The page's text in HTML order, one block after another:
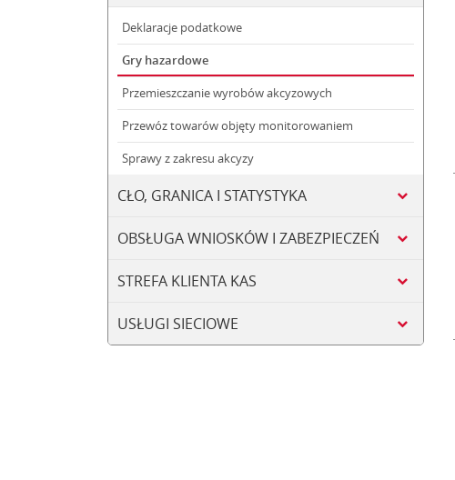
Deklaracje podatkowe
Gry hazardowe
Przemieszczanie wyrobów akcyzowych
Przewóz towarów objęty monitorowaniem
Sprawy z zakresu akcyzy
CŁO, GRANICA I STATYSTYKA
OBSŁUGA WNIOSKÓW I ZABEZPIECZEŃ
STREFA KLIENTA KAS
USŁUGI SIECIOWE